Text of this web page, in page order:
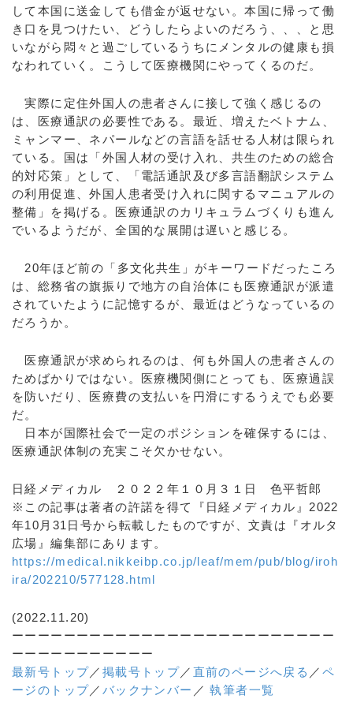
して本国に送金しても借金が返せない。本国に帰って働
き口を見つけたい、どうしたらよいのだろう、、、と思
いながら悶々と過ごしているうちにメンタルの健康も損
なわれていく。こうして医療機関にやってくるのだ。
実際に定住外国人の患者さんに接して強く感じるの
は、医療通訳の必要性である。最近、増えたベトナム、
ミャンマー、ネパールなどの言語を話せる人材は限られ
ている。国は「外国人材の受け入れ、共生のための総合
的対応策」として、「電話通訳及び多言語翻訳システム
の利用促進、外国人患者受け入れに関するマニュアルの
整備」を掲げる。医療通訳のカリキュラムづくりも進ん
でいるようだが、全国的な展開は遅いと感じる。
20年ほど前の「多文化共生」がキーワードだったころ
は、総務省の旗振りで地方の自治体にも医療通訳が派遣
されていたように記憶するが、最近はどうなっているの
だろうか。
医療通訳が求められるのは、何も外国人の患者さんの
ためばかりではない。医療機関側にとっても、医療過誤
を防いだり、医療費の支払いを円滑にするうえでも必要
だ。
日本が国際社会で一定のポジションを確保するには、
医療通訳体制の充実こそ欠かせない。
日経メディカル ２０２２年１０月３１日 色平哲郎
※この記事は著者の許諾を得て『日経メディカル』2022
年10月31日号から転載したものですが、文責は『オルタ
広場』編集部にあります。
https://medical.nikkeibp.co.jp/leaf/mem/pub/blog/iroh
ira/202210/577128.html
(2022.11.20)
ーーーーーーーーーーーーーーーーーーーーーーーーー
ーーーーーーーーーーー
最新号トップ／ 掲載号トップ／ 直前のページへ戻る ／ ペ
ージのトップ／ バックナンバー ／執筆者一覧